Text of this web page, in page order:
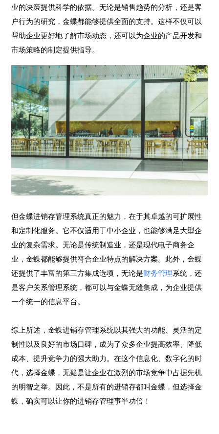
业的决策提供科学的依据。无论是销售趋势的分析，还是客
户行为的研究，金蝶都能够提供全面的支持。这样不仅可以
帮助企业更好地了解市场动态，还可以为企业的产品开发和
市场策略的制定提供指导。
但金蝶进销存管理系统真正的魅力，在于其卓越的可扩展性
和定制化服务。它不仅适用于中小企业，也能够满足大型企
业的复杂需求。无论是传统制造业，还是现代电子商务企
业，金蝶都能够提供符合企业特点的解决方案。此外，金蝶
还提供了丰富的第三方集成选项，无论是财务管理系统，还
是客户关系管理系统，都可以与金蝶无缝集成，为企业提供
一个统一的信息平台。
综上所述，金蝶进销存管理系统以其强大的功能、灵活的定
制性以及良好的市场口碑，成为了众多企业提高效率、降低
成本、提升竞争力的强大助力。在这个信息化、数字化的时
代，选择金蝶，无疑是让企业在激烈的市场竞争中占据先机
的明智之举。因此，不是所有的进销存都叫金蝶，但选择金
蝶，确实可以让你的进销存管理事半功倍！